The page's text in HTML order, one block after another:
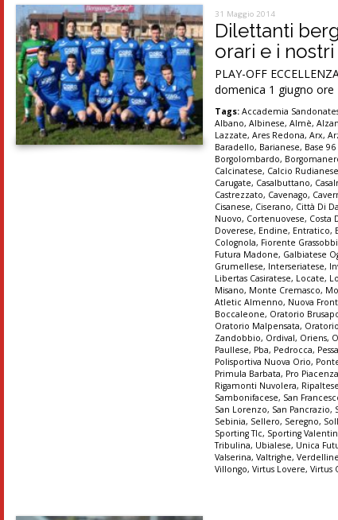
31 Maggio 2014
Dilettanti
orari e i
PLAY-OFF
domenica 1 giugno
Tags: Accademia
Albano,Albinese,Almè,
Lazzate,Ares Redona,Arx,
Baradello, Barianese, Base
Borgolombardo,
Calcinatese, Calcio
Carugate, Casalbuttano,
Castrezzato, Cavenago,
Cisanese, Ciserano, Città Di
Nuovo, Cortenuovese, Costa
Doverese, Endine, Entratico,
Colognola, Fiorente
Futura Madone, Galbiatese
Grumellese, Interseriatese,
Libertas Casiratese, Locate,
Misano, Monte Cremasco,
Atletic Almenno, Nuova
Boccaleone, Oratorio
Oratorio Malpensata,
Zandobbio, Ordival, Oriens,
Paullese, Pba, Pedrocca,
Polisportiva Nuova Orio,
Primula Barbata, Pro
Rigamonti Nuvolera,
Sambonifacese, San
San Lorenzo, San Pancrazio,
Sebinia, Sellero, Seregno,
Sporting Tlc, Sporting
Tribulina, Ubialese, Unica
Valserina,Valtrighe,
Villongo,Virtus Lovere,Virtus